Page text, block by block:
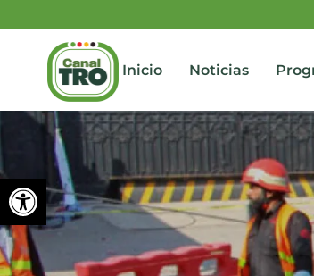
Abrir barra de
Inicio Noticias